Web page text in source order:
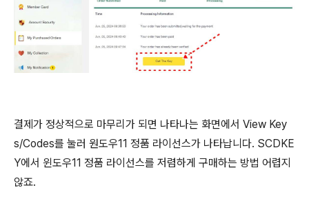
결제가 정상적으로 마무리가 되면 나타나는 화면에서 View Key
s/Codes를 눌러 원도우11 정품 라이선스가 나타납니다. SCDKE
Y에서 윈도우11 정품 라이선스를 저렴하게 구매하는 방법 어렵지
않죠.